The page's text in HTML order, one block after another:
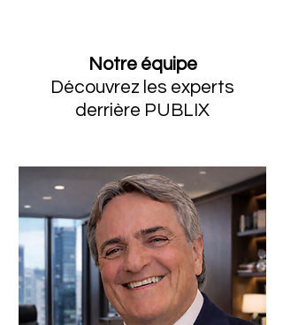
Notre équipe
Découvrez les experts
derrière PUBLIX